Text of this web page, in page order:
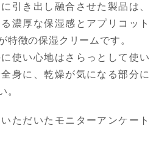
引き出し融合させた製品は、
濃厚な保湿感とアプリコット
特徴の保湿クリームです。
使い心地はさらっとして使い
身に、乾燥が気になる部分に
。
ただいたモニターアンケート